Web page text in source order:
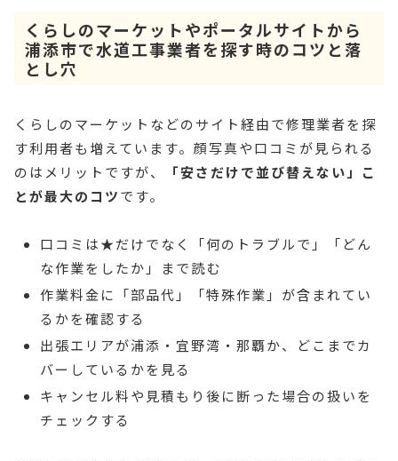
くらしのマーケットやポータルサイトから
浦添市で水道工事業者を探す時のコツと落
とし穴
くらしのマーケットなどのサイト経由で修理業者を探
す利用者も増えています。顔写真や口コミが見られる
のはメリットですが、
「安さだけで並び替えない」こ
とが最大のコツです。
口コミは★だけでなく「何のトラブルで」「どん
な作業をしたか」まで読む
作業料金に「部品代」「特殊作業」が含まれてい
るかを確認する
出張エリアが浦添・宜野湾・那覇か、どこまでカ
バーしているかを見る
キャンセル料や見積もり後に断った場合の扱いを
チェックする